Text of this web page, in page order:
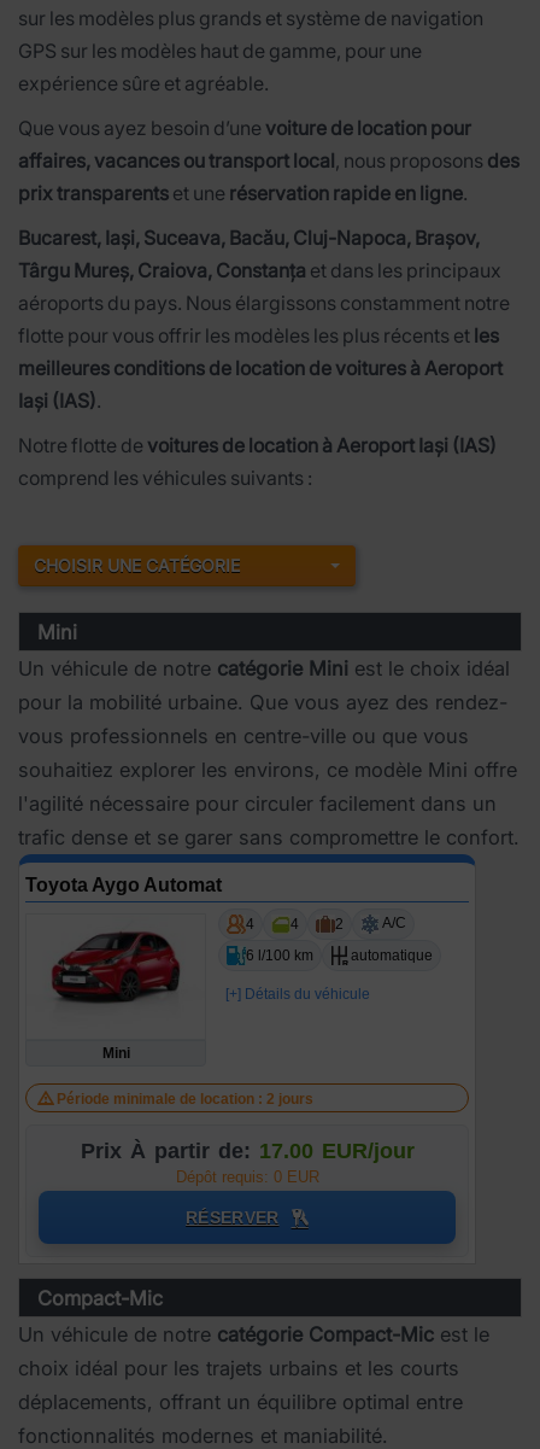
sur les modèles plus grands et système de navigation
GPS sur les modèles haut de gamme, pour une
expérience sûre et agréable.
Que vous ayez besoin d’une voiture de location pour
affaires, vacances ou transport local, nous proposons des
prix transparents et une réservation rapide en ligne.
Bucarest, Iași, Suceava, Bacău, Cluj-Napoca, Brașov,
Târgu Mureș, Craiova, Constanța et dans les principaux
aéroports du pays. Nous élargissons constamment notre
flotte pour vous offrir les modèles les plus récents et les
meilleures conditions de location de voitures à Aeroport
Iași (IAS).
Notre flotte de voitures de location à Aeroport Iași (IAS)
comprend les véhicules suivants :
CHOISIR UNE CATÉGORIE
Mini
Un véhicule de notre catégorie Mini est le choix idéal
pour la mobilité urbaine. Que vous ayez des rendez-
vous professionnels en centre-ville ou que vous
souhaitiez explorer les environs, ce modèle Mini offre
l'agilité nécessaire pour circuler facilement dans un
trafic dense et se garer sans compromettre le confort.
Toyota Aygo Automat
Mini
4 4 2
A/C
6 l/100 km
automatique
[+] Détails du véhicule
Période minimale de location : 2 jours
Prix À partir de: 17.00 EUR/jour
Dépôt requis: 0 EUR
RÉSERVER
Compact-Mic
Un véhicule de notre catégorie Compact-Mic est le
choix idéal pour les trajets urbains et les courts
déplacements, offrant un équilibre optimal entre
fonctionnalités modernes et maniabilité.